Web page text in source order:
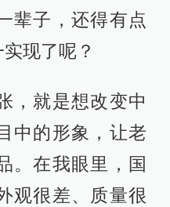
辈子，还得有点
现了呢？
，就是想改变中
中的形象，让老
。在我眼里，国
观很差、质量很